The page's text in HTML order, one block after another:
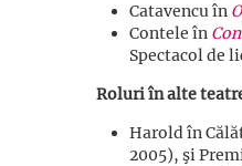
Catavencu în
Contele în
Spectacol de
Roluri în alte
Harold în
2005), şi